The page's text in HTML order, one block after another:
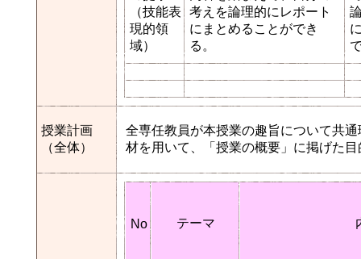
（技能表
現的領
域）
考えを論理的にレポート
にまとめることができ
る。
授業計画
（全体）
全専任教員が本授業の趣旨について共
材を用いて、「授業の概要」に掲げた
No テーマ